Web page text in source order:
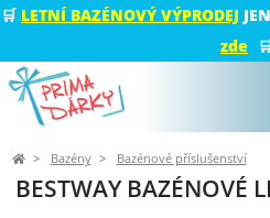
🛒 LETNÍ BAZÉNOVÝ VÝPRODEJ
zde
Bazény Bazénové příslušenství
BESTWAY BAZÉNOVÉ